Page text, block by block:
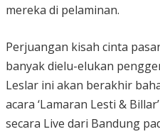
mereka di pelaminan.
Perjuangan kisah cinta
banyak dielu-elukan
Leslar ini akan berakhir
acara ‘Lamaran Lesti &
secara Live dari Bandung